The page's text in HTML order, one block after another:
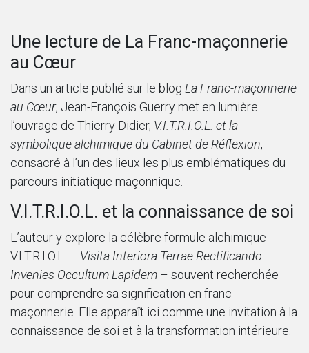
Une lecture de La Franc-maçonnerie
au Cœur
Dans un article publié sur le blog La Franc-maçonnerie
au Cœur, Jean-François Guerry met en lumière
l’ouvrage de Thierry Didier, V.I.T.R.I.O.L. et la
symbolique alchimique du Cabinet de Réflexion,
consacré à l’un des lieux les plus emblématiques du
parcours initiatique maçonnique.
V.I.T.R.I.O.L. et la connaissance de soi
L’auteur y explore la célèbre formule alchimique
V.I.T.R.I.O.L. – Visita Interiora Terrae Rectificando
Invenies Occultum Lapidem – souvent recherchée
pour comprendre sa signification en franc-
maçonnerie. Elle apparaît ici comme une invitation à la
connaissance de soi et à la transformation intérieure.